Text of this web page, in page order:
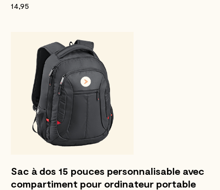
14,95
Sac à dos 15 pouces personnalisable avec
compartiment pour ordinateur portable